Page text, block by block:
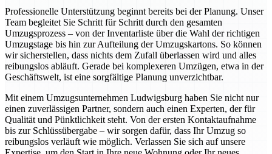
Professionelle Unterstützung beginnt bereits bei der Planung. Unser
Team begleitet Sie Schritt für Schritt durch den gesamten
Umzugsprozess – von der Inventarliste über die Wahl der richtigen
Umzugstage bis hin zur Aufteilung der Umzugskartons. So können
wir sicherstellen, dass nichts dem Zufall überlassen wird und alles
reibungslos abläuft. Gerade bei komplexeren Umzügen, etwa in der
Geschäftswelt, ist eine sorgfältige Planung unverzichtbar.
Mit einem Umzugsunternehmen Ludwigsburg haben Sie nicht nur
einen zuverlässigen Partner, sondern auch einen Experten, der für
Qualität und Pünktlichkeit steht. Von der ersten Kontaktaufnahme
bis zur Schlüssübergabe – wir sorgen dafür, dass Ihr Umzug so
reibungslos verläuft wie möglich. Verlassen Sie sich auf unsere